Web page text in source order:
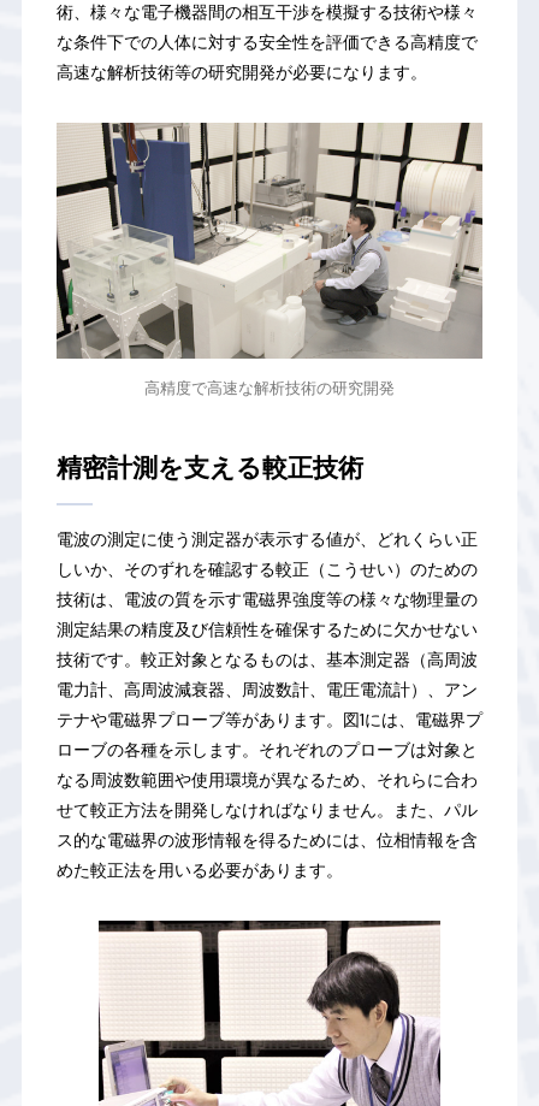
術、様々な電子機器間の相互干渉を模擬する技術や様々
な条件下での人体に対する安全性を評価できる高精度で
高速な解析技術等の研究開発が必要になります。
高精度で高速な解析技術の研究開発
精密計測を支える較正技術
電波の測定に使う測定器が表示する値が、どれくらい正
しいか、そのずれを確認する較正（こうせい）のための
技術は、電波の質を示す電磁界強度等の様々な物理量の
測定結果の精度及び信頼性を確保するために欠かせない
技術です。較正対象となるものは、基本測定器（高周波
電力計、高周波減衰器、周波数計、電圧電流計）、アン
テナや電磁界プローブ等があります。図1には、電磁界プ
ローブの各種を示します。それぞれのプローブは対象と
なる周波数範囲や使用環境が異なるため、それらに合わ
せて較正方法を開発しなければなりません。また、パル
ス的な電磁界の波形情報を得るためには、位相情報を含
めた較正法を用いる必要があります。